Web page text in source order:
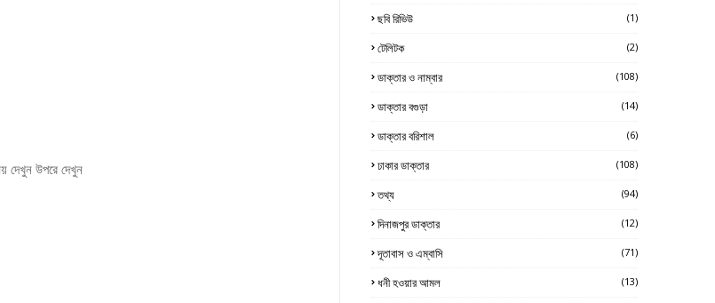
দেখুন উপরে দেখুন
ছবি রিভিউ (1)
টেলিটক (2)
ডাক্তার ও নাম্বার (108)
ডাক্তার বগুড়া (14)
ডাক্তার বরিশাল (6)
ঢাকার ডাক্তার (108)
তথ্য (94)
দিনাজপুর ডাক্তার (12)
দূতাবাস ও এম্বাসি (71)
ধনী হওয়ার আমল (13)